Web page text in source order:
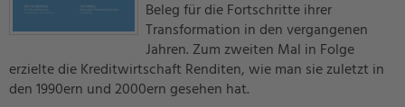
Beleg für die Fortschritte ihrer
Transformation in den vergangenen
Jahren. Zum zweiten Mal in Folge
erzielte die Kreditwirtschaft Renditen, wie man sie zuletzt in
den 1990ern und 2000ern gesehen hat.